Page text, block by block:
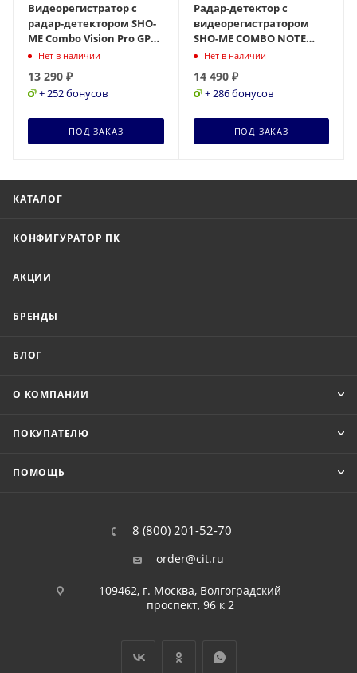
Видеорегистратор с
радар-детектором SHO-
ME Combo Vision Pro GPS
ГЛОНАСС
Нет в наличии
13 290 ₽
+ 252 бонусов
ПОД ЗАКАЗ
Радар-детектор с
видеорегистратором
SHO-ME COMBO NOTE
WIFIНет в наличии
14 490₽
+ 286 бонусов
ПОД ЗАКАЗ
КАТАЛОГ
КОНФИГУРАТОР ПК
АКЦИИ
БРЕНДЫ
БЛОГ
О КОМПАНИИ
ПОКУПАТЕЛЮ
ПОМОЩЬ
8 (800) 201-52-70
order@cit.ru
109462, г. Москва, Волгоградский
проспект, 96 к 2